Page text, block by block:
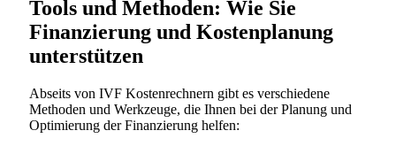
Tools und Methoden: Wie Sie
Finanzierung und Kostenplanung
unterstützen
Abseits von IVF Kostenrechnern gibt es verschiedene
Methoden und Werkzeuge, die Ihnen bei der Planung und
Optimierung der Finanzierung helfen: